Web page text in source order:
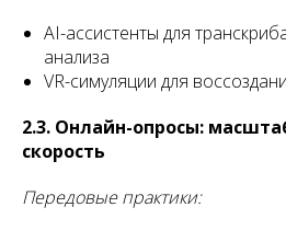
AI-ассистенты для
анализа
VR-симуляции для
2.3. Онлайн-опросы:
скорость
Передовые практики: